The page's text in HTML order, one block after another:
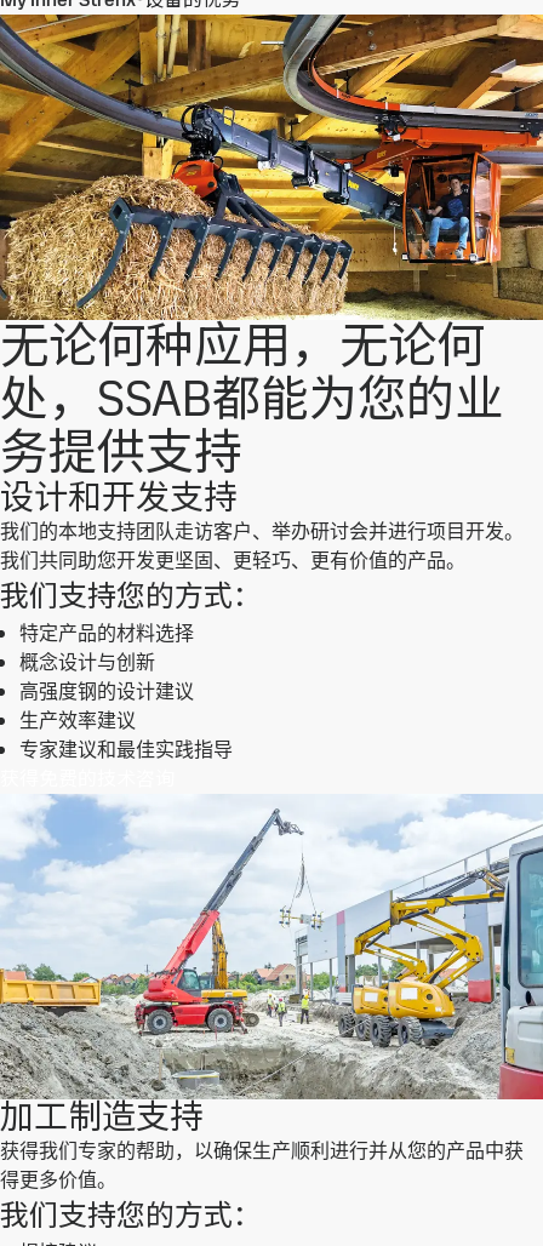
无论何种应用，无论何
处，SSAB都能为您的业
务提供支持
设计和开发支持
我们的本地支持团队走访客户、举办研讨会并进行项目开发。
我们共同助您开发更坚固、更轻巧、更有价值的产品。
我们支持您的方式：
特定产品的材料选择
概念设计与创新
高强度钢的设计建议
生产效率建议
专家建议和最佳实践指导
加工制造支持
获得我们专家的帮助，以确保生产顺利进行并从您的产品中获
得更多价值。
我们支持您的方式：